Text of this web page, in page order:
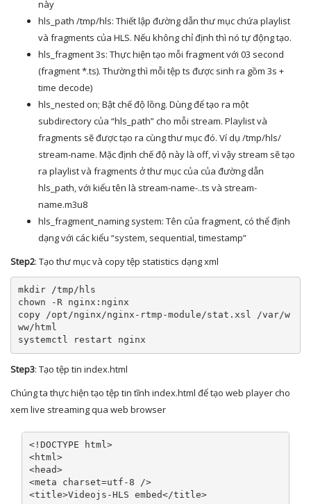
này
hls_path /tmp/hls: Thiết lập đường dẫn thư mục chứa playlist
và fragments của HLS. Nếu không chỉ định thì nó tự động tạo.
hls_fragment 3s: Thực hiện tạo mỗi fragment với 03 second
(fragment *.ts). Thường thì mỗi tệp ts được sinh ra gồm 3s +
time decode)
hls_nested on; Bật chế độ lồng. Dùng để tạo ra một
subdirectory của “hls_path” cho mỗi stream. Playlist và
fragments sẽ được tạo ra cùng thư mục đó. Ví dụ /tmp/hls/
stream-name. Mặc định chế độ này là off, vì vậy stream sẽ tạo
ra playlist và fragments ở thư mục của của đường dẫn
hls_path, với kiểu tên là stream-name-..ts và stream-
name.m3u8
hls_fragment_naming system: Tên của fragment, có thể định
dạng với các kiểu “system, sequential, timestamp”
Step2: Tạo thư mục và copy tệp statistics dạng xml
mkdir /tmp/ hls
chown
- R nginx : nginx
copy /opt/nginx/nginx - rtmp -module/stat . xsl /var/w
ww/ html
systemctl restart nginx
Step3: Tạo tệp tin index.html
Chúng ta thực hiện tạo tệp tin tĩnh index.html để tạo web player cho
xem live streaming qua web browser
<!DOCTYPE html>
<html>
<head>
<meta
charset=utf-8
/>
<title>Videojs-HLS embed</title>